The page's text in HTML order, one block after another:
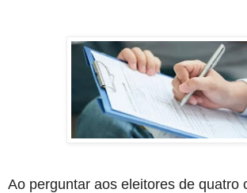
Ao perguntar aos eleitores de quatro